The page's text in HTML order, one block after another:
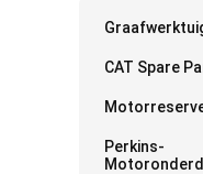
CAT Spare
Perkins-